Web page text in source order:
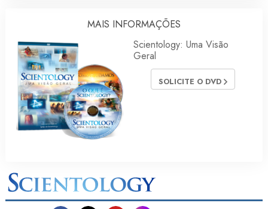
MAIS INFORMAÇÕES
Scientology: Uma Visão
Geral
SOLICITE O DVD